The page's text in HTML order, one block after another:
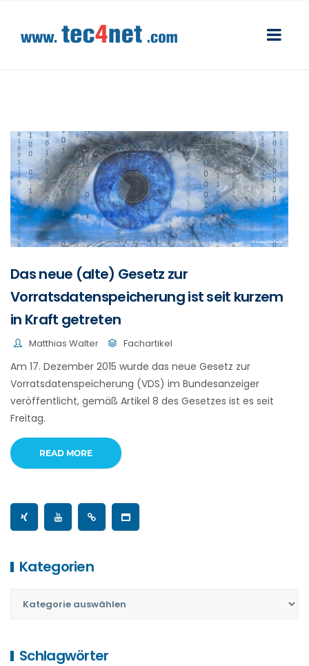
Das neue (alte) Gesetz zur
Vorratsdatenspeicherung ist seit kurzem
in Kraft getreten
Matthias Walter Fachartikel
Am 17. Dezember 2015 wurde das neue Gesetz zur
Vorratsdatenspeicherung (VDS) im Bundesanzeiger
veröffentlicht, gemäß Artikel 8 des Gesetzes ist es seit
Freitag.
READ MORE
Kategorien
Schlagwörter